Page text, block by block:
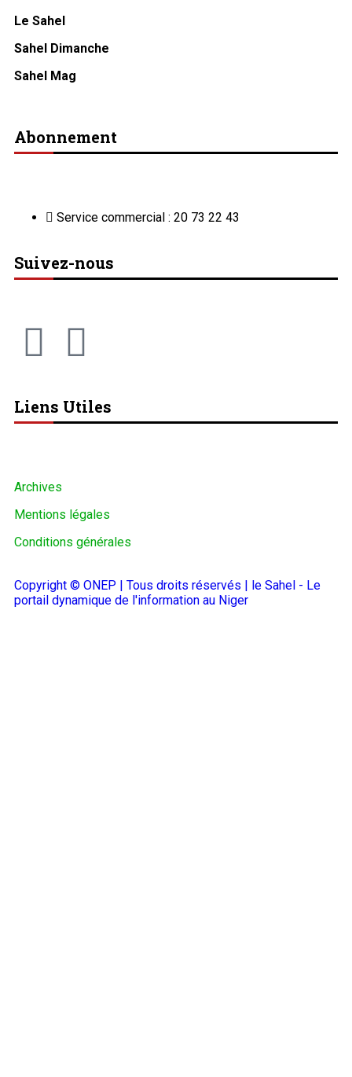
Le Sahel
Sahel Dimanche
Sahel Mag
Abonnement
Service commercial : 20 73 22 43
Suivez-nous
Liens Utiles
Archives
Mentions légales
Conditions générales
Copyright © ONEP | Tous droits réservés | le Sahel - Le
portail dynamique de l'information au Niger